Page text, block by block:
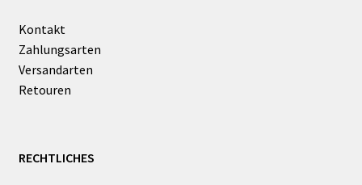
Kontakt
Zahlungsarten
Versandarten
Retouren
RECHTLICHES